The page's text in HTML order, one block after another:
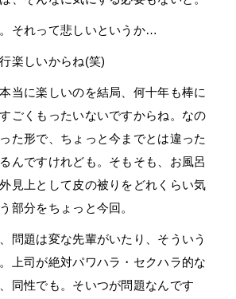
。それって悲しいというか…
楽しいからね(笑)
当に楽しいのを結局、何十年も棒に
ごくもったいないですからね。なの
た形で、ちょっと今までとは違った
んですけれども。そもそも、お風呂
見上として皮の被りをどれくらい気
部分をちょっと今回。
問題は変な先輩がいたり、そういう
上司が絶対パワハラ・セクハラ的な
同性でも。そいつが問題なんです